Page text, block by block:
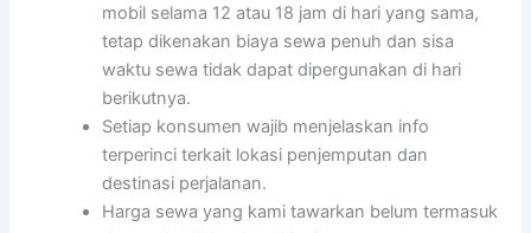
mobil selama 12 atau 18 jam di hari yang sama,
tetap dikenakan biaya sewa penuh dan sisa
waktu sewa tidak dapat dipergunakan di hari
berikutnya.
Setiap konsumen wajib menjelaskan info
terperinci terkait lokasi penjemputan dan
destinasi perjalanan.
Harga sewa yang kami tawarkan belum termasuk